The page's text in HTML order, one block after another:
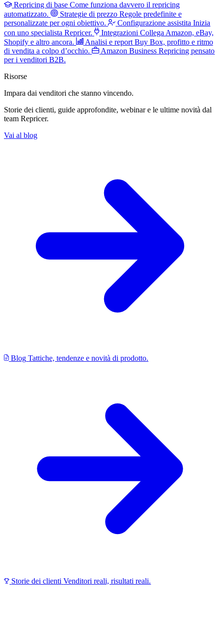
Repricing di base Come funziona davvero il repricing
automatizzato.
Strategie di prezzo Regole predefinite e
personalizzate per ogni obiettivo.
Configurazione assistita Inizia
con uno specialista Repricer.
Integrazioni Collega Amazon, eBay,
Shopify e altro ancora.
Analisi e report Buy Box, profitto e ritmo
di vendita a colpo d’occhio.
Amazon Business Repricing pensato
per i venditori B2B.
Risorse
Impara dai venditori che stanno vincendo.
Storie dei clienti, guide approfondite, webinar e le ultime novità dal
team Repricer.
Vai al blog
Blog Tattiche, tendenze e novità di prodotto.
Storie dei clienti Venditori reali, risultati reali.